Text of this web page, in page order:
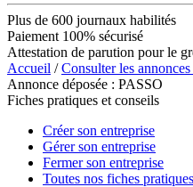
Plus de 600 journaux habilités
Paiement 100% sécurisé
Attestation de parution pour le
Accueil /Consulter les annonces
Annonce déposée : PASSO
Fiches pratiques et conseils
Créer son entreprise
Gérer son entreprise
Fermer son entreprise
Toutes nos fiches pratiques